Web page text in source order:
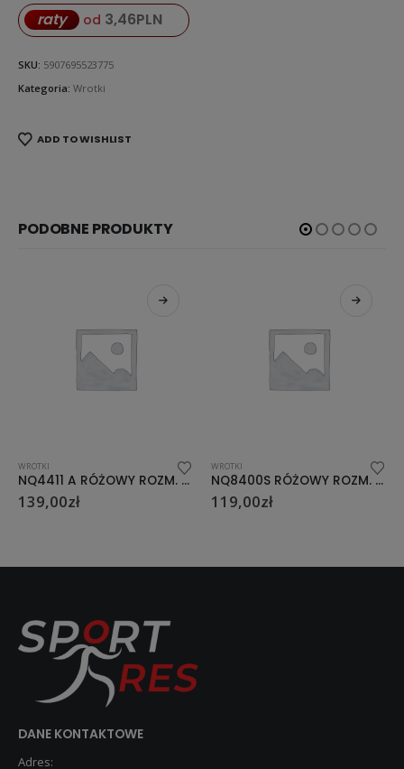
raty od 3,46PLN
SKU: 5907695523775
Kategoria: Wrotki
ADD TO WISHLIST
PODOBNE PRODUKTY
NQ4411 A RÓŻOWY ROZM. L (38-41) WROTKI NILS EXTREME NQ8400S RÓŻOWY ROZM. 37 WROTKI NILS EXTREME
119,00 119,00
DANE KONTAKTOWE
Adres: